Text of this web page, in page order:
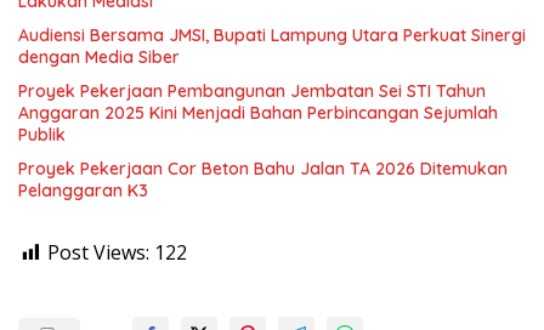
Audiensi Bersama JMSI, Bupati Lampung Utara Perkuat Sinergi
dengan Media Siber
Proyek Pekerjaan Pembangunan Jembatan Sei STI Tahun
Anggaran 2025 Kini Menjadi Bahan Perbincangan Sejumlah
Publik
Proyek Pekerjaan Cor Beton Bahu Jalan TA 2026 Ditemukan
Pelanggaran K3
Post Views: 122